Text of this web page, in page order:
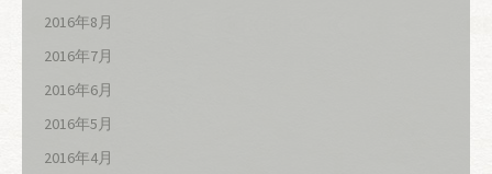
2016年8月
2016年7月
2016年6月
2016年5月
2016年4月